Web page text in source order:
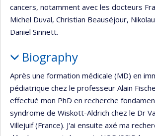
cancers, notamment avec les docteurs
Michel Duval, Christian Beauséjour,
Daniel Sinnett.
Biography
Après une formation médicale (MD) en
pédiatrique chez le professeur Alain
effectué mon PhD en recherche
syndrome de Wiskott-Aldrich chez le Dr
Villejuif (France). J'ai ensuite axé ma